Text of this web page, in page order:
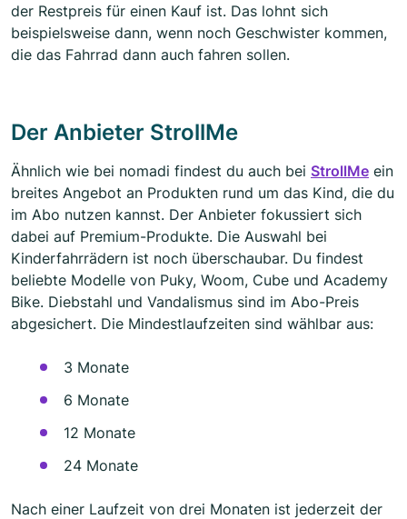
der Restpreis für einen Kauf ist. Das lohnt sich
beispielsweise dann, wenn noch Geschwister kommen,
die das Fahrrad dann auch fahren sollen.
Der Anbieter StrollMe
Ähnlich wie bei nomadi findest du auch bei StrollMe ein
breites Angebot an Produkten rund um das Kind, die du
im Abo nutzen kannst. Der Anbieter fokussiert sich
dabei auf Premium-Produkte. Die Auswahl bei
Kinderfahrrädern ist noch überschaubar. Du findest
beliebte Modelle von Puky, Woom, Cube und Academy
Bike. Diebstahl und Vandalismus sind im Abo-Preis
abgesichert. Die Mindestlaufzeiten sind wählbar aus:
3 Monate
6 Monate
12 Monate
24 Monate
Nach einer Laufzeit von drei Monaten ist jederzeit der